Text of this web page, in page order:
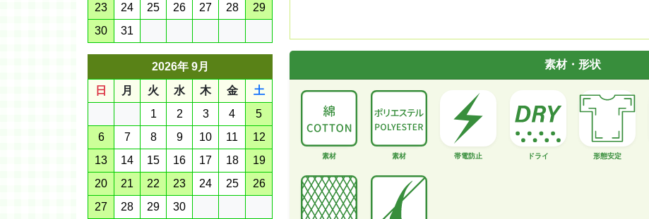
23
24 25 26 27 28
29
30
31
2026年 9月
日
月 火 水 木 金
土
1
2 3 4
5
6
7 8 9 10 11
12
13
14 15 16 17 18
19
20
21 22 23 24 25
26
27
28 29 30
素材・形状
素材 素材 帯電防止 ドライ 形態安定